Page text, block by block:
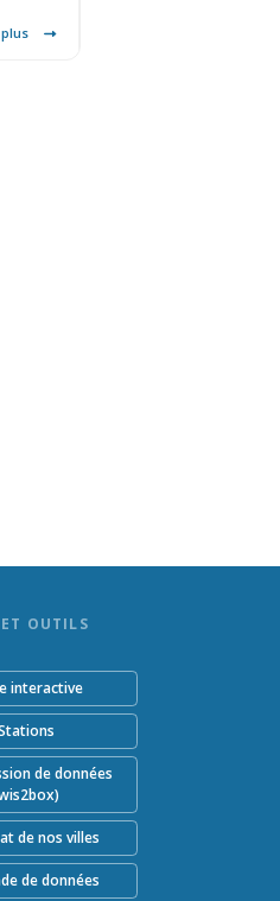
OUTILS
interactive
de données
de nos villes
de données